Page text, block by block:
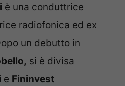
è una conduttrice
radiofonica ed ex
un debutto in
si è divisa
e Fininvest